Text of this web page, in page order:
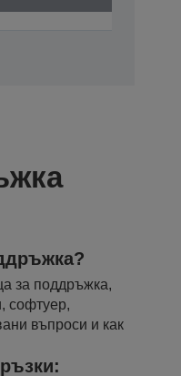
за поддръжка,
софтуер,
въпроси и как